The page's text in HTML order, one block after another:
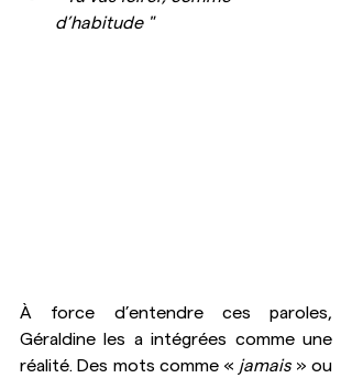
d’habitude "
À force d’entendre ces paroles,
Géraldine les a intégrées comme une
réalité. Des mots comme « jamais » ou